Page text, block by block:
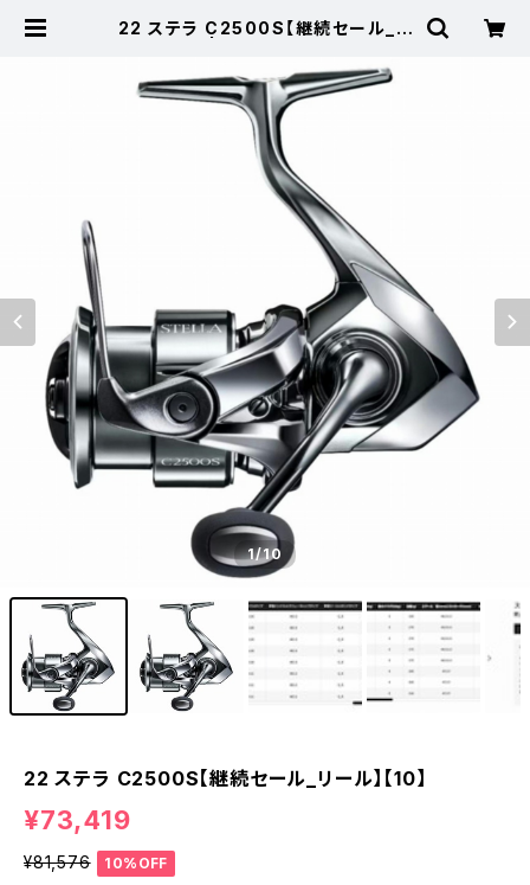
22 ステラ C2500S【継続セール_リ
1/10
22 ステラ C2500S【継続セール_リール】【10】
¥73,419
¥81,576
10%OFF